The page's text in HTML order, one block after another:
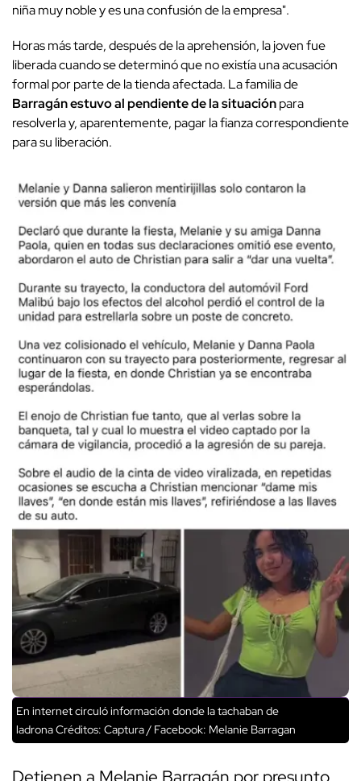
niña muy noble y es una confusión de la empresa".
Horas más tarde, después de la aprehensión, la joven fue
liberada cuando se determinó que no existía una acusación
formal por parte de la tienda afectada. La familia de
Barragán estuvo al pendiente de la situaciónpara
resolverla y, aparentemente, pagar la fianza correspondiente
para su liberación.
En internet circuló información donde la tachaban de
ladronaCréditos: Captura / Facebook: Melanie Barragan
Detienen a Melanie Barragán por presunto